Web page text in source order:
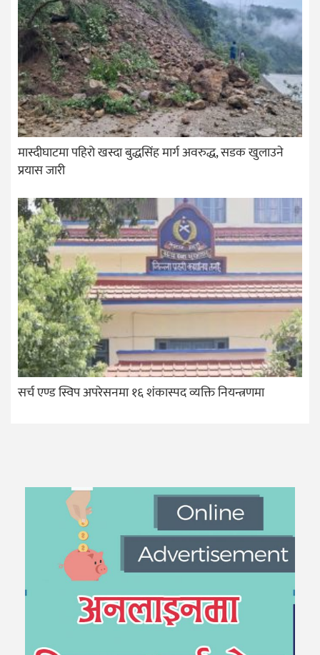
मास्दीघाटमा पहिरो खस्दा बुद्धसिंह मार्ग अवरुद्ध, सडक खुलाउने
प्रयास जारी
सर्च एण्ड स्विप अपरेसनमा १६ शंकास्पद व्यक्ति नियन्त्रणमा